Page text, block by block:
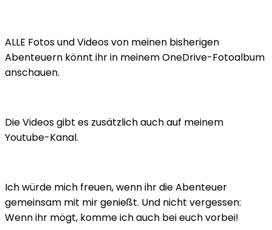
ALLE Fotos und Videos von meinen bisherigen
Abenteuern könnt ihr in meinem OneDrive-Fotoalbum
anschauen.
Die Videos gibt es zusätzlich auch auf meinem
Youtube-Kanal.
Ich würde mich freuen, wenn ihr die Abenteuer
gemeinsam mit mir genießt. Und nicht vergessen:
Wenn ihr mögt, komme ich auch bei euch vorbei!